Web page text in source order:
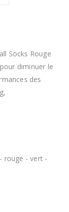
Socks Rouge
diminuer le
des
rouge - vert -